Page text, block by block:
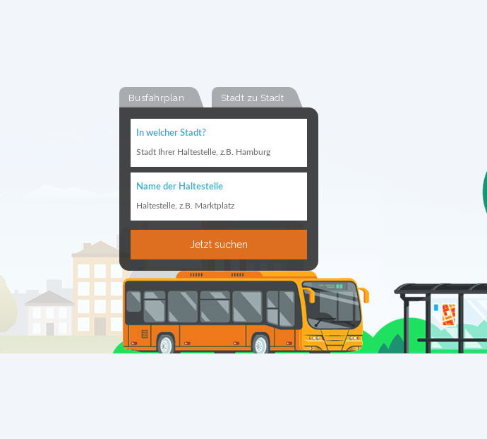
Busfahrplan Stadt zu Stadt
In welcher Stadt?
Stadt Ihrer Haltestelle, z.B. Hamburg
Name der Haltestelle
Haltestelle, z.B. Marktplatz
Jetzt suchen